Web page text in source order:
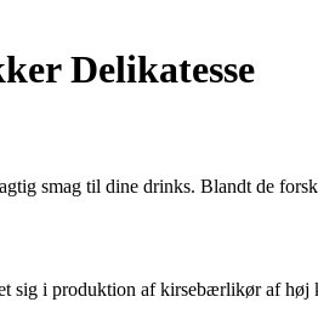
Delikatesse
smag til dine drinks. Blandt de
sig i produktion af kirsebærlikør af